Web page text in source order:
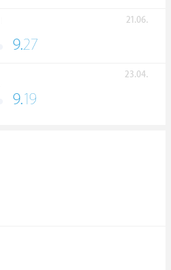
21.06.
9.27
23.04.
9.19